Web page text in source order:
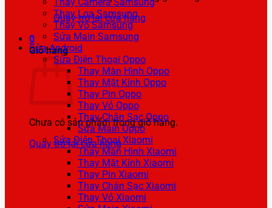
Quay trở lại cửa hàng
0
Giỏ hàng
Chưa có sản phẩm trong giỏ hàng.
Quay trở lại cửa hàng
Thay Loa Samsung
Thay Vỏ Samsung
Sửa Main Samsung
Sửa Android
Sửa Điện Thoại Oppo
Thay Màn Hình Oppo
Thay Mặt Kính Oppo
Thay Pin Oppo
Thay Vỏ Oppo
Thay Chân Sạc Oppo
Sửa Main Oppo
Sửa Điện Thoại Xiaomi
Thay Màn Hình Xiaomi
Thay Mặt Kính Xiaomi
Thay Pin Xiaomi
Thay Chân Sạc Xiaomi
Thay Vỏ Xiaomi